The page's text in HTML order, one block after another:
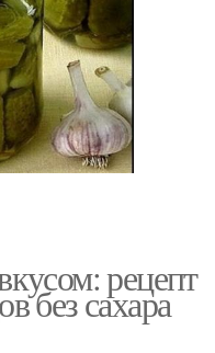
рецепт
без сахара